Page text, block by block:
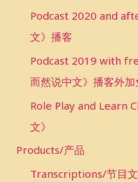
Podcast 2020 and
文》播客
Podcast 2019 with
而然说中文》播客外加
Role Play and Learn
文》
Products/产品
Transcriptions/节目